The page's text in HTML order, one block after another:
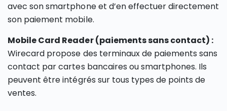
avec son smartphone et d’en effectuer directement
son paiement mobile.
Mobile Card Reader (paiements sans contact) :
Wirecard propose des terminaux de paiements sans
contact par cartes bancaires ou smartphones. Ils
peuvent être intégrés sur tous types de points de
ventes.